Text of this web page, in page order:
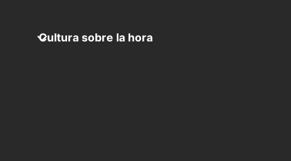
Cultura sobre la hora